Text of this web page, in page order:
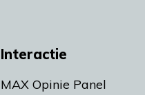
Interactie
MAX Opinie Panel